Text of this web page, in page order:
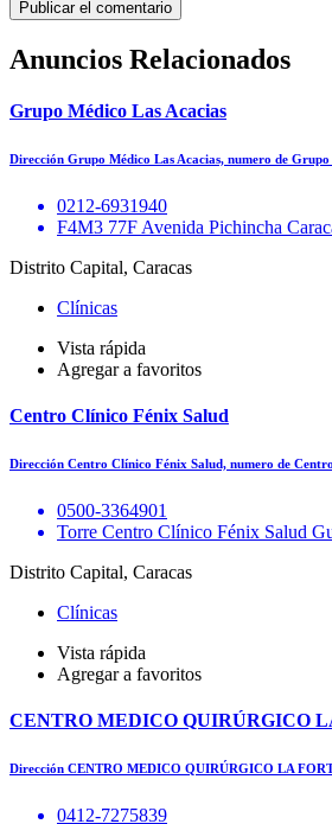
Anuncios Relacionados
Grupo Médico Las Acacias
Dirección Grupo Médico Las Acacias, numero de
0212-6931940
F4M3 77F Avenida Pichincha
Distrito Capital, Caracas
Clínicas
Vista rápida
Agregar a favoritos
Centro Clínico Fénix Salud
Dirección Centro Clínico Fénix Salud, numero de
0500-3364901
Torre Centro Clínico Fénix Salud
Distrito Capital, Caracas
Clínicas
Vista rápida
Agregar a favoritos
CENTRO MEDICO QUIRÚRGICO
Dirección CENTRO MEDICO QUIRÚRGICO LA
0412-7275839